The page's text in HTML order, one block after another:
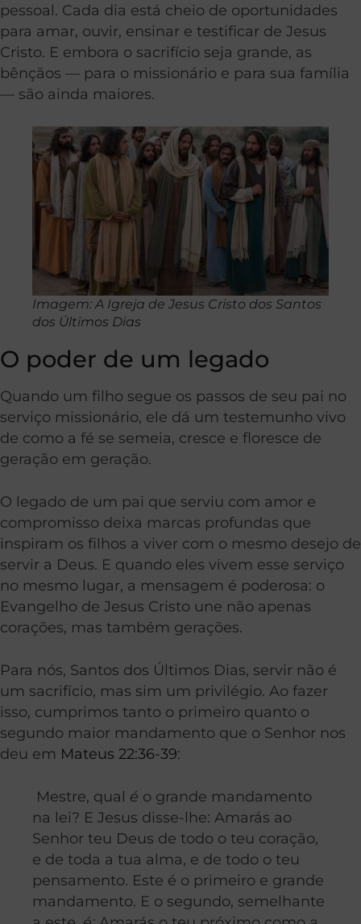
pessoal. Cada dia está cheio de oportunidades
para amar, ouvir, ensinar e testificar de Jesus
Cristo. E embora o sacrifício seja grande, as
bênçãos — para o missionário e para sua família
— são ainda maiores.
Imagem: A Igreja de Jesus Cristo dos Santos
dos Últimos Dias
O poder de um legado
Quando um filho segue os passos de seu pai no
serviço missionário, ele dá um testemunho vivo
de como a fé se semeia, cresce e floresce de
geração em geração.
O legado de um pai que serviu com amor e
compromisso deixa marcas profundas que
inspiram os filhos a viver com o mesmo desejo de
servir a Deus. E quando eles vivem esse serviço
no mesmo lugar, a mensagem é poderosa: o
Evangelho de Jesus Cristo une não apenas
corações, mas também gerações.
Para nós, Santos dos Últimos Dias, servir não é
um sacrifício, mas sim um privilégio. Ao fazer
isso, cumprimos tanto o primeiro quanto o
segundo maior mandamento que o Senhor nos
deu em Mateus 22:36-39:
Mestre, qual é o grande mandamento
na lei? E Jesus disse-lhe: Amarás ao
Senhor teu Deus de todo o teu coração,
e de toda a tua alma, e de todo o teu
pensamento. Este é o primeiro e grande
mandamento. E o segundo, semelhante